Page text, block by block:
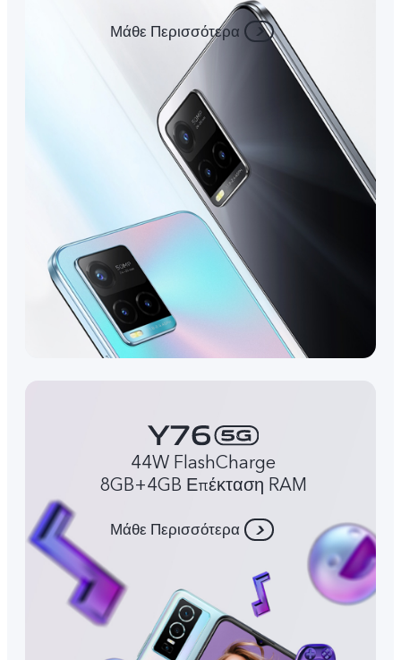
Μάθε Περισσότερα
44W FlashCharge
8GB+4GB Επέκταση RAM
Μάθε Περισσότερα